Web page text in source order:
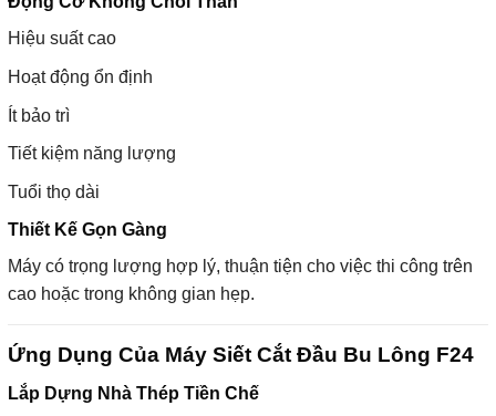
Hiệu suất cao
Hoạt động ổn định
Ít bảo trì
Tiết kiệm năng lượng
Tuổi thọ dài
Thiết Kế Gọn Gàng
Máy có trọng lượng hợp lý, thuận tiện cho việc thi công trên
cao hoặc trong không gian hẹp.
Ứng Dụng Của Máy Siết Cắt Đầu Bu Lông F24
Lắp Dựng Nhà Thép Tiền Chế